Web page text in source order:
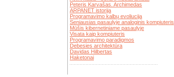
Peteris Karvašas. Archimedas
ARPANET istorija
Programavimo kalbų evoliucija
Seniausias pasaulyje analoginis kompiuteris
Mūšis kibernetiniame pasaulyje
Visata kaip kompiuteris
Programavimo paradigmos
Debesies architektūra
Davidas Hilbertas
Haketonai